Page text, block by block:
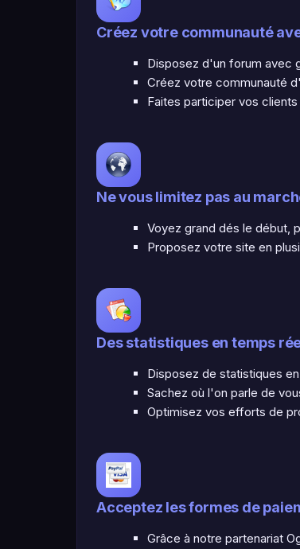
Créez votre communauté
Disposez d'un forum avec
Créez votre communauté
Faites participer vos
Ne vous limitez pas au
Voyez grand dés le début,
Proposez votre site en
Des statistiques en temps
Disposez de statistiques
Sachez où l'on parle de
Optimisez vos efforts de
Acceptez les formes de
Grâce à notre partenariat